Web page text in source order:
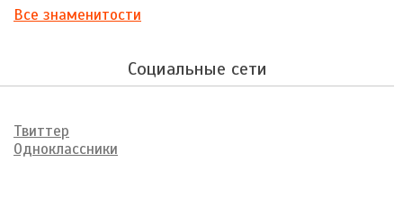
Все знаменитости
Социальные сети
Твиттер
Одноклассники